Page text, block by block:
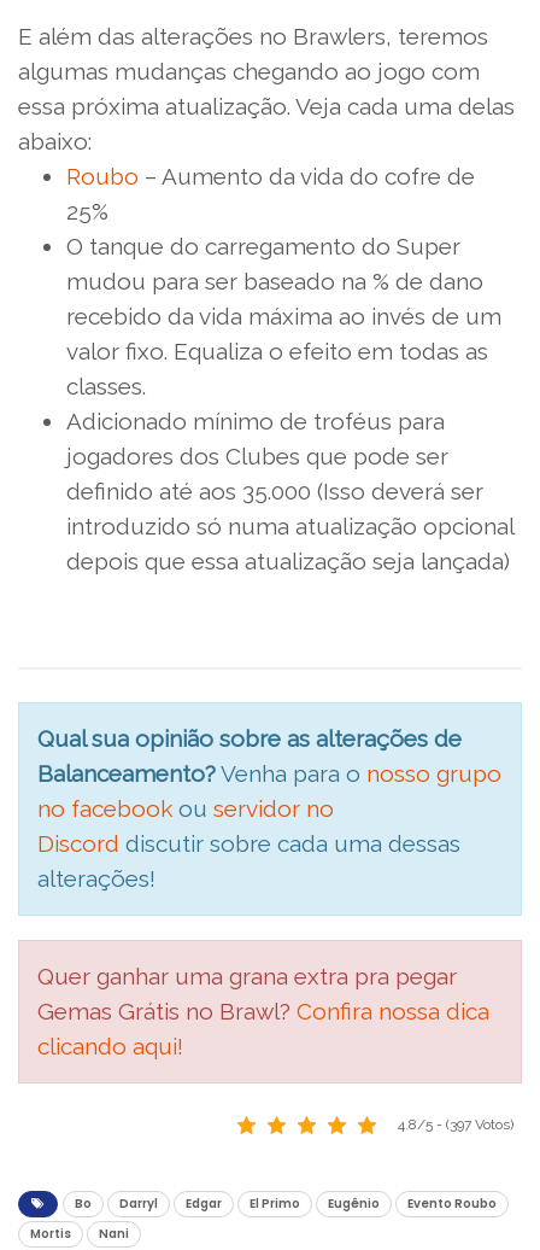
E além das alterações no Brawlers, teremos
algumas mudanças chegando ao jogo com
essa próxima atualização. Veja cada uma delas
abaixo:
Roubo – Aumento da vida do cofre de
25%
O tanque do carregamento do Super
mudou para ser baseado na % de dano
recebido da vida máxima ao invés de um
valor fixo. Equaliza o efeito em todas as
classes.
Adicionado mínimo de troféus para
jogadores dos Clubes que pode ser
definido até aos 35.000 (Isso deverá ser
introduzido só numa atualização opcional
depois que essa atualização seja lançada)
Qual sua opinião sobre as alterações de
Balanceamento?Venha para o nosso grupo
no facebook ou servidor no
Discord discutir sobre cada uma dessas
alterações!
Quer ganhar uma grana extra pra pegar
Gemas Grátis no Brawl? Confira nossa dica
clicando aqui!
4.8/5 - (397 Votos)
Bo Darryl Edgar El Primo Eugênio
Evento Roubo
Mortis
Nani